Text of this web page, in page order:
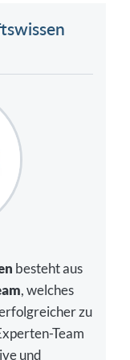
besteht aus
, welches
zu
Team
und